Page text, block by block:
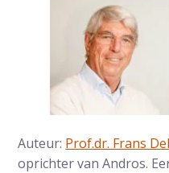
Auteur: Prof.dr. Frans
oprichter van Andros.